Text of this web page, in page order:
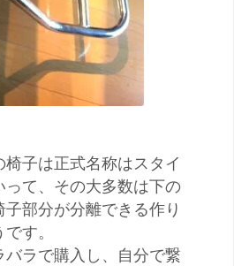
子は正式名称はスタイ
って、その大多数は下の
部分が分離できる作り
す。
ラで購入し、自分で繋